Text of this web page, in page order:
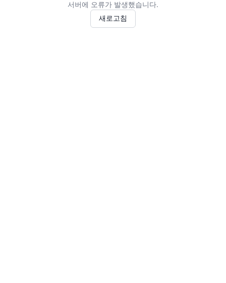
서버에 오류가 발생했습니다.
새로고침